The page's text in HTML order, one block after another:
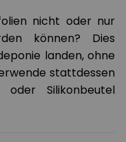
nicht oder nur
können? Dies
landen, ohne
stattdessen
oder Silikonbeutel